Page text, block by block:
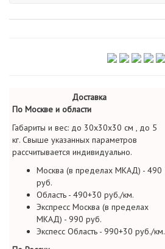
Доставка
По Москве и области
Габариты и вес: до 30х30х30 см , до 5
кг. Свыше указанных параметров
рассчитывается индивидуально.
Москва (в пределах МКАД) - 490
руб.
Область - 490+30 руб./км.
Экспресс Москва (в пределах
МКАД) - 990 руб.
Экспесс Область - 990+30 руб./км.